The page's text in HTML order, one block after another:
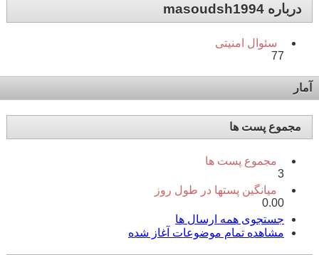
درباره masoudsh1994
سئوال امنیتی
77
آمار
مجموع پست ها
مجموع پست ها
3
میانگین پستها در طول روز
0.00
جستجوی همه ارسال ها
مشاهده تمام موضوعات آغاز شده